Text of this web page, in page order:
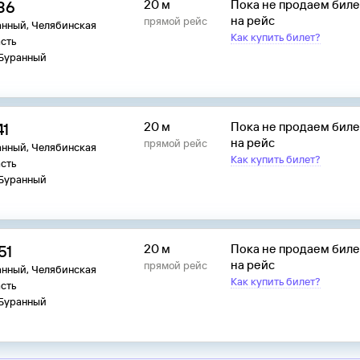
Челябинская
20 м
прямой рейс
Пока не продаем
на рейс
Как купить билет?
Челябинская
20 м
прямой рейс
Пока не продаем
на рейс
Как купить билет?
Челябинская
20 м
прямой рейс
Пока не продаем
на рейс
Как купить билет?